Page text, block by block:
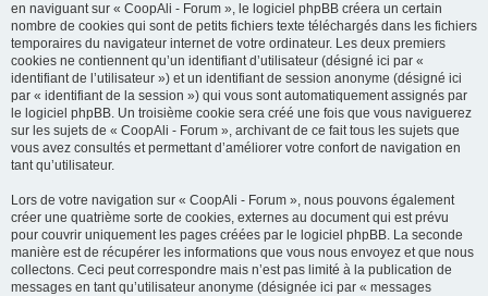
en naviguant sur « CoopAli - Forum », le logiciel phpBB créera un certain
nombre de cookies qui sont de petits fichiers texte téléchargés dans les fichiers
temporaires du navigateur internet de votre ordinateur. Les deux premiers
cookies ne contiennent qu’un identifiant d’utilisateur (désigné ici par «
identifiant de l’utilisateur ») et un identifiant de session anonyme (désigné ici
par « identifiant de la session ») qui vous sont automatiquement assignés par
le logiciel phpBB. Un troisième cookie sera créé une fois que vous naviguerez
sur les sujets de « CoopAli - Forum », archivant de ce fait tous les sujets que
vous avez consultés et permettant d’améliorer votre confort de navigation en
tant qu’utilisateur.
Lors de votre navigation sur « CoopAli - Forum », nous pouvons également
créer une quatrième sorte de cookies, externes au document qui est prévu
pour couvrir uniquement les pages créées par le logiciel phpBB. La seconde
manière est de récupérer les informations que vous nous envoyez et que nous
collectons. Ceci peut correspondre mais n’est pas limité à la publication de
messages en tant qu’utilisateur anonyme (désignée ici par « messages